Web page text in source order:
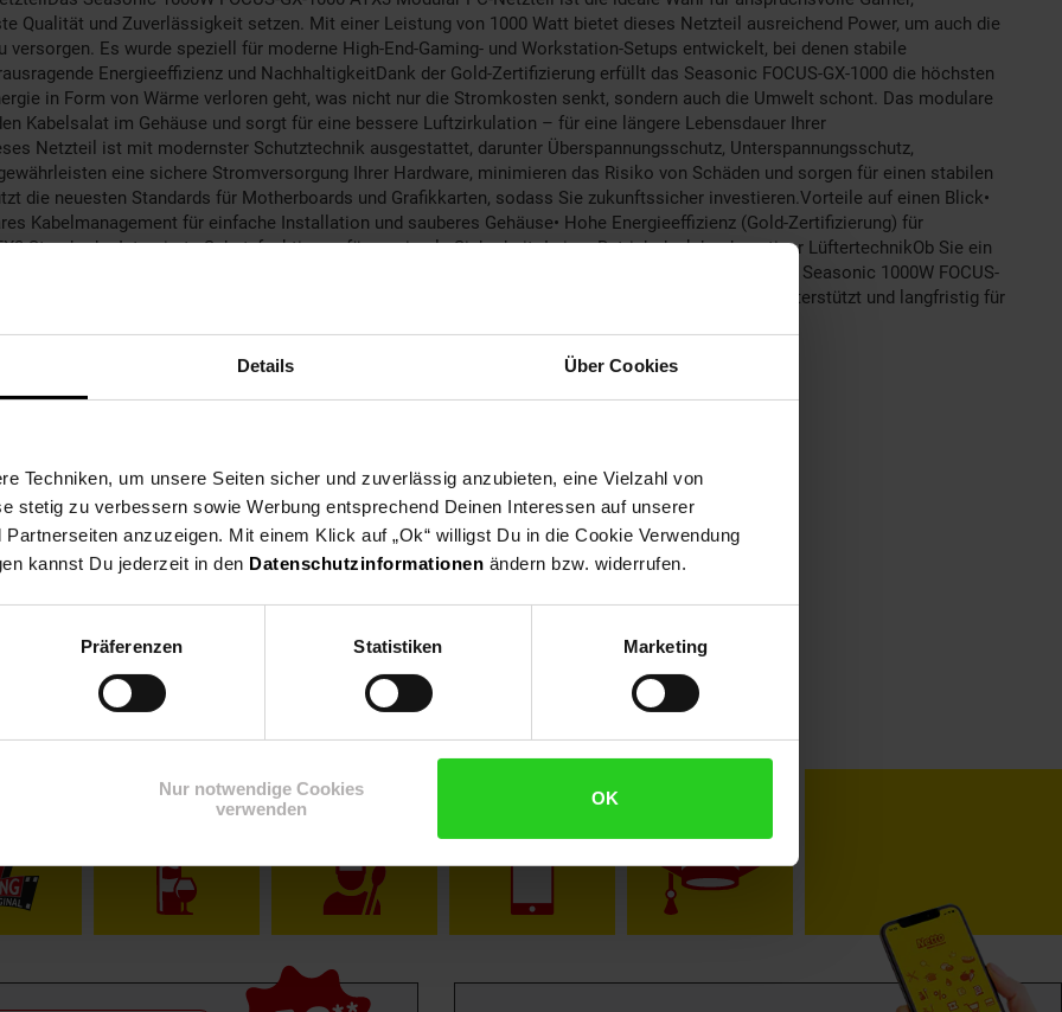
Details Über Cookies
Techniken, um unsere Seiten sicher und zuverlässig anzubieten, eine Vielzahl von
stetig zu verbessern sowie Werbung entsprechend Deinen Interessen auf unserer
anzuzeigen. Mit einem Klick auf „Ok“ willigst Du in die Cookie Verwendung
kannst Du jederzeit in den Datenschutzinformationen ändern bzw. widerrufen.
Präferenzen Statistiken Marketing
Nur notwendige Cookies
verwenden
OK
Qualität und Zuverlässigkeit setzen. Mit einer Leistung von 1000 Watt bietet dieses Netzteil ausreichend Power, um auch die
Es wurde speziell für moderne High-End-Gaming- und Workstation-Setups entwickelt, bei denen stabile
Energieeffizienz und NachhaltigkeitDank der Gold-Zertifizierung erfüllt das Seasonic FOCUS-GX-1000 die höchsten
in Form von Wärme verloren geht, was nicht nur die Stromkosten senkt, sondern auch die Umwelt schont. Das modulare
Kabelsalat im Gehäuse und sorgt für eine bessere Luftzirkulation – für eine längere Lebensdauer Ihrer
Netzteil ist mit modernster Schutztechnik ausgestattet, darunter Überspannungsschutz, Unterspannungsschutz,
eine sichere Stromversorgung Ihrer Hardware, minimieren das Risiko von Schäden und sorgen für einen stabilen
die neuesten Standards für Motherboards und Grafikkarten, sodass Sie zukunftssicher investieren.Vorteile auf einen Blick•
Kabelmanagement für einfache Installation und sauberes Gehäuse• Hohe Energieeffizienz (Gold-Zertifizierung) für
Standards• Integrierte Schutzfunktionen für maximale Sicherheit• Leiser Betrieb dank hochwertiger LüftertechnikOb Sie ein
oder ein Profi, der auf eine zuverlässige Stromversorgung für komplexe Workstations setzt – das Seasonic 1000W FOCUS-
aus Leistung, Effizienz und Sicherheit. Investieren Sie in Qualität, die Ihre Hardware optimal unterstützt und langfristig für
Befestigungsmaterial
Weinwelt Rezeptwelt